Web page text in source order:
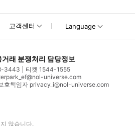
고객센터 Language
래 분쟁처리 담당정보
3443
티켓 1544-1555
universe.com
호책임자 privacy_i@nol-universe.com
않습니다.